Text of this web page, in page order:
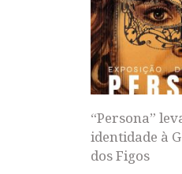
“Persona”
identidade à
dos Figos